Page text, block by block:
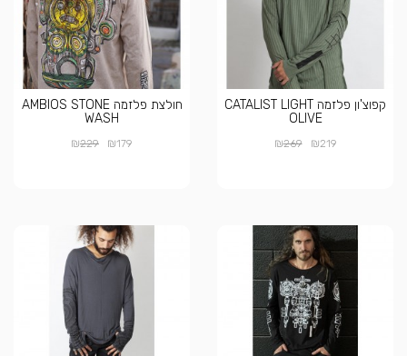
קפוצ'ון פלזמה CATALIST LIGHT
OLIVE
₪219
₪269
חולצת פלזמה AMBIOS STONE
WASH
₪179
₪229